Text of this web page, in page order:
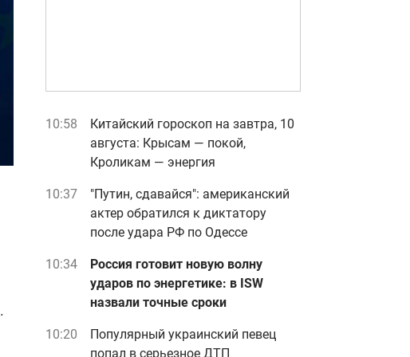
.
10:58
Китайский гороскоп на завтра, 10
августа: Крысам — покой,
Кроликам — энергия
10:37
"Путин, сдавайся": американский
актер обратился к диктатору
после удара РФ по Одессе
10:34
Россия готовит новую волну
ударов по энергетике: в ISW
назвали точные сроки
10:20
Популярный украинский певец
попал в серьезное ДТП